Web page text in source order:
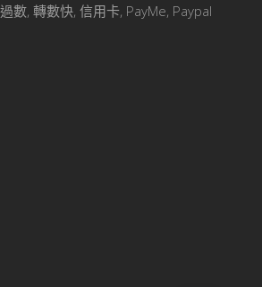
數, 轉數快, 信用卡, PayMe, Paypal